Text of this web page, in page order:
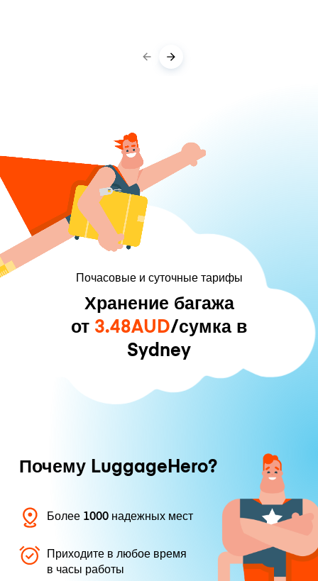
Почасовые и суточные тарифы
Хранение багажа
от 3.48AUD/сумка в
Sydney
Почему LuggageHero?
Более 1000 надежных мест
Приходите в любое время
в часы работы